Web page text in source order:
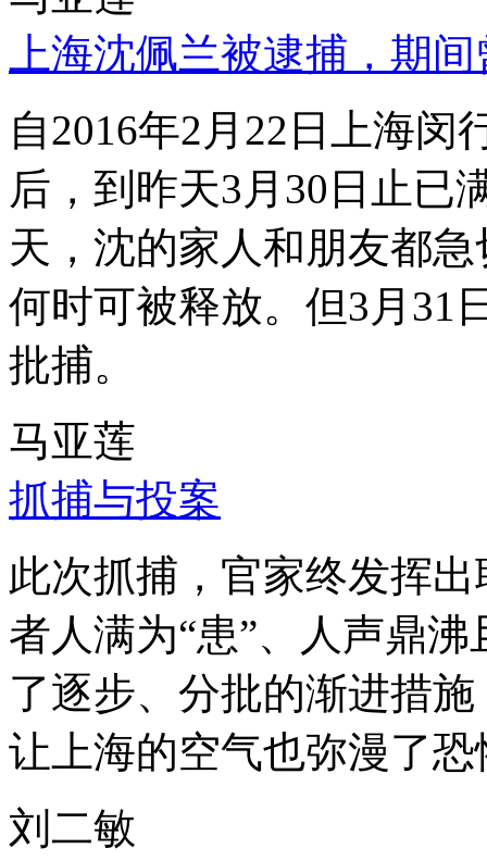
上海沈佩兰被逮捕，期
自2016年2月22日上海
后，到昨天3月30日止已
天，沈的家人和朋友都
何时可被释放。但3月31
批捕。
马亚莲
抓捕与投案
此次抓捕，官家终发挥
者人满为“患”、人声鼎
了逐步、分批的渐进措
让上海的空气也弥漫了
刘二敏